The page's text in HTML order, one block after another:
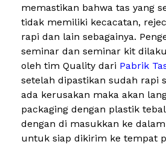
memastikan bahwa tas yang
tidak memiliki kecacatan,
rapi dan lain sebagainya.
seminar dan seminar kit
oleh tim Quality dari Pabrik
setelah dipastikan sudah rapi
ada kerusakan maka akan
packaging dengan plastik
dengan di masukkan ke
untuk siap dikirim ke tempat